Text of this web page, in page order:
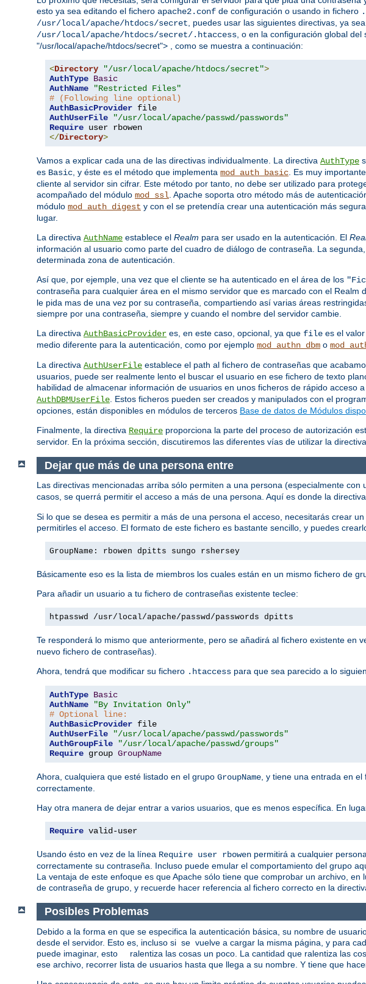
esto ya sea editando el fichero apache2.conf de configuración o usando in fichero
/usr/local/apache/htdocs/secret , puedes usar las siguientes directivas, ya
/usr/local/apache/htdocs/secret/.htaccess , o en la configuración global del
"/usr/local/apache/htdocs/secret"> , como se muestra a continuación:
<Directory "/usr/local/apache/htdocs/secret">
AuthType Basic
AuthName
"Restricted Files"
# (Following line optional)
AuthBasicProvider
AuthUserFile
"/usr/local/apache/passwd/passwords"
Require
</Directory>
Vamos a explicar cada una de las directivas individualmente. La directiva AuthType
es Basic , y éste es el método que implementa mod_auth_basic . Es muy
cliente al servidor sin cifrar. Este método por tanto, no debe ser utilizado para
acompañado del módulo mod_ssl . Apache soporta otro método más de
módulo mod_auth_digest y con el se pretendía crear una autenticación más
lugar.
La directiva AuthName establece el Realm para ser usado en la autenticación. El
información al usuario como parte del cuadro de diálogo de contraseña. La
determinada zona de autenticación.
Así que, por ejemple, una vez que el cliente se ha autenticado en el área de los
contraseña para cualquier área en el mismo servidor que es marcado con el Realm
le pida mas de una vez por su contraseña, compartiendo así varias áreas
siempre por una contraseña, siempre y cuando el nombre del servidor cambie.
La directiva AuthBasicProvider es, en este caso, opcional, ya que file es el
medio diferente para la autenticación, como por ejemplo mod_authn_dbm o
La directiva AuthUserFile establece el path al fichero de contraseñas que
usuarios, puede ser realmente lento el buscar el usuario en ese fichero de texto
habilidad de almacenar información de usuarios en unos ficheros de rápido acceso
AuthDBMUserFile . Estos ficheros pueden ser creados y manipulados con el
opciones, están disponibles en módulos de terceros Base de datos de Módulos
Finalmente, la directiva Require proporciona la parte del proceso de autorización
servidor. En la próxima sección, discutiremos las diferentes vías de utilizar la directiva
Dejar que más de una persona entre
Las directivas mencionadas arriba sólo permiten a una persona (especialmente con
casos, se querrá permitir el acceso a más de una persona. Aquí es donde la directiva
Si lo que se desea es permitir a más de una persona el acceso, necesitarás crear
permitirles el acceso. El formato de este fichero es bastante sencillo, y puedes
GroupName: rbowen dpitts sungo rshersey
Básicamente eso es la lista de miembros los cuales están en un mismo fichero de
Para añadir un usuario a tu fichero de contraseñas existente teclee:
htpasswd /usr/local/apache/passwd/passwords dpitts
Te responderá lo mismo que anteriormente, pero se añadirá al fichero existente en
nuevo fichero de contraseñas).
Ahora, tendrá que modificar su fichero .htaccess para que sea parecido a lo
AuthType Basic
AuthName
"By Invitation Only"
# Optional line:
AuthBasicProvider
AuthUserFile
"/usr/local/apache/passwd/passwords"
AuthGroupFile
"/usr/local/apache/passwd/groups"
Require group GroupName
Ahora, cualquiera que esté listado en el grupo GroupName, y tiene una entrada en el
correctamente.
Hay otra manera de dejar entrar a varios usuarios, que es menos específica. En
Require valid-user
Usando ésto en vez de la línea Require user rbowen permitirá a cualquier
correctamente su contraseña. Incluso puede emular el comportamiento del grupo
La ventaja de este enfoque es que Apache sólo tiene que comprobar un archivo,
de contraseña de grupo, y recuerde hacer referencia al fichero correcto en la
Posibles Problemas
Debido a la forma en que se especifica la autenticación básica, su nombre de
desde el servidor. Esto es, incluso si se vuelve a cargar la misma página, y para
puede imaginar, esto ralentiza las cosas un poco. La cantidad que ralentiza las
ese archivo, recorrer lista de usuarios hasta que llega a su nombre. Y tiene que